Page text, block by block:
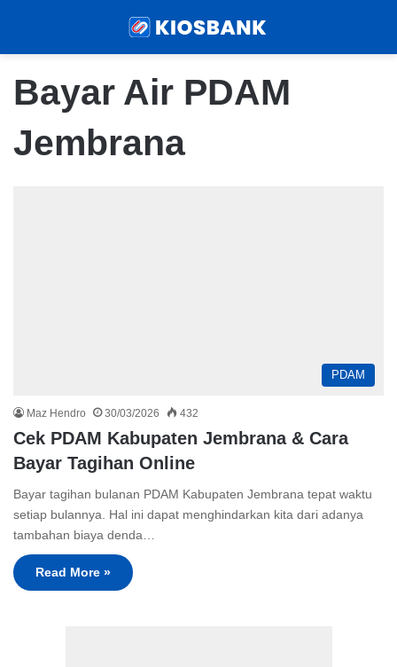
Bayar Air PDAM
Jembrana
PDAM
Maz Hendro 30/03/2026 432
Cek PDAM Kabupaten Jembrana & Cara
Bayar Tagihan Online
Bayar tagihan bulanan PDAM Kabupaten Jembrana tepat waktu
setiap bulannya. Hal ini dapat menghindarkan kita dari adanya
tambahan biaya denda…
Read More »